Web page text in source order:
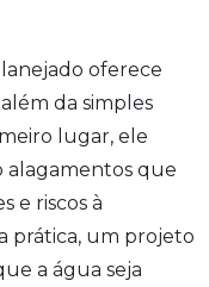
oferece
da simples
lugar, ele
alagamentos que
e riscos à
prática, um projeto
a água seja